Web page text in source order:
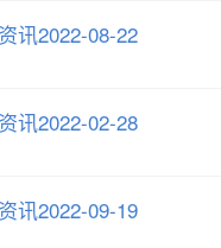
讯2022-08-22
讯2022-02-28
讯2022-09-19